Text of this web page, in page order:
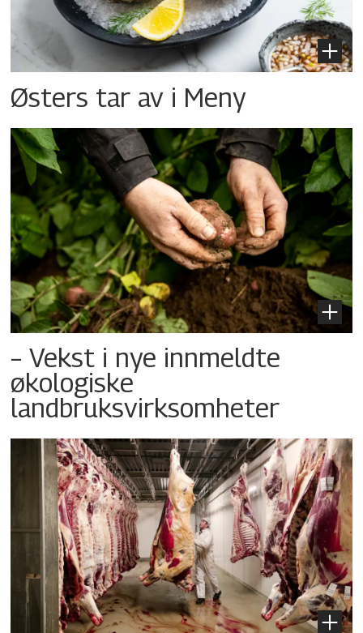
Østers tar av i Meny
– Vekst i nye innmeldte
økologiske
landbruksvirksomheter